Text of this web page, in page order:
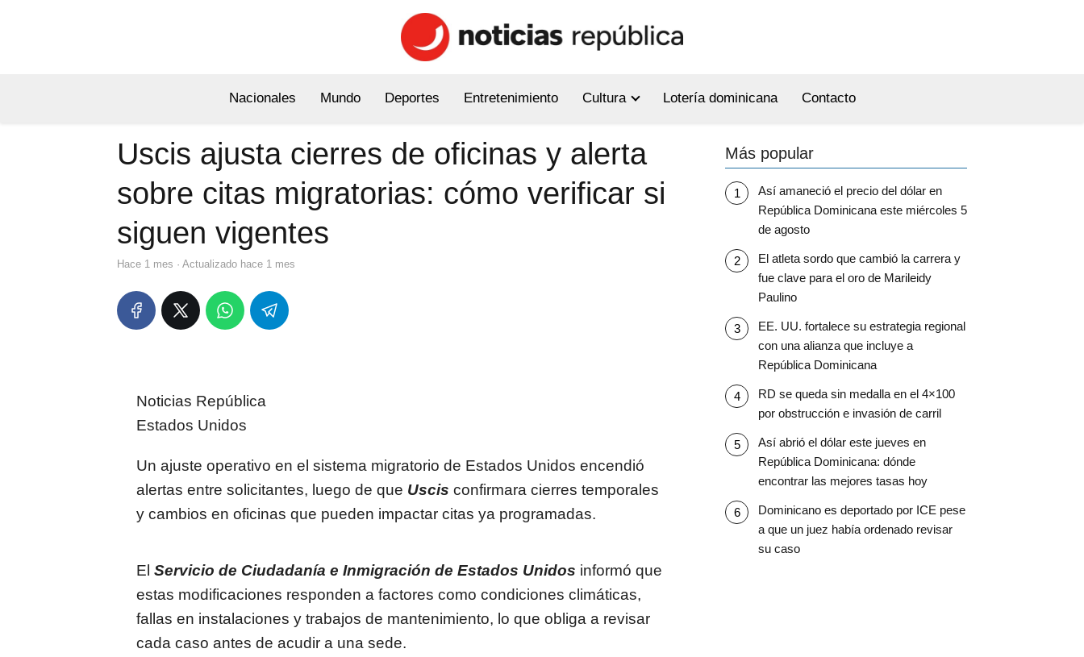
Nacionales Mundo Deportes Entretenimiento Cultura Lotería dominicana Contacto
Uscis ajusta cierres de oficinas y alerta
sobre citas migratorias: cómo verificar si
siguen vigentes
hace 1 mes · Actualizado hace 1 mes
Noticias República
Estados Unidos
Un ajuste operativo en el sistema migratorio de Estados Unidos encendió
alertas entre solicitantes, luego de que Uscis confirmara cierres temporales
y cambios en oficinas que pueden impactar citas ya programadas.
El Servicio de Ciudadanía e Inmigración de Estados Unidos informó que
estas modificaciones responden a factores como condiciones climáticas,
fallas en instalaciones y trabajos de mantenimiento, lo que obliga a revisar
cada caso antes de acudir a una sede.
Más popular
Así amaneció el precio del dólar en
República Dominicana este miércoles 5
de agosto
El atleta sordo que cambió la carrera y
fue clave para el oro de Marileidy
Paulino
EE. UU. fortalece su estrategia regional
con una alianza que incluye a
República Dominicana
RD se queda sin medalla en el 4×100
por obstrucción e invasión de carril
Así abrió el dólar este jueves en
República Dominicana: dónde
encontrar las mejores tasas hoy
Dominicano es deportado por ICE pese
a que un juez había ordenado revisar
su caso